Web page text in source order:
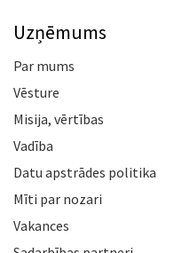
Uzņēmums
Par mums
Vēsture
Misija, vērtības
Vadība
Datu apstrādes politika
Mīti par nozari
Vakances